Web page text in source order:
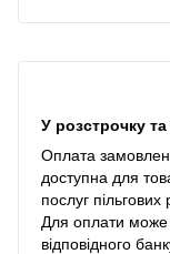
У розстрочку
Оплата
доступна для
послуг пільгових
Для оплати може
відповідного